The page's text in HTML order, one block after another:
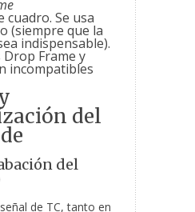
cuadro. Se usa
(siempre que la
indispensable).
Frame y
incompatibles
del
del
de TC, tanto en